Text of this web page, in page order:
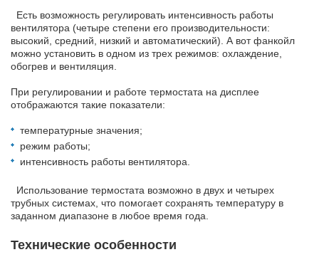
Есть возможность регулировать интенсивность работы
вентилятора (четыре степени его производительности:
высокий, средний, низкий и автоматический). А вот фанкойл
можно установить в одном из трех режимов: охлаждение,
обогрев и вентиляция.
При регулировании и работе термостата на дисплее
отображаются такие показатели:
температурные значения;
режим работы;
интенсивность работы вентилятора.
Использование термостата возможно в двух и четырех
трубных системах, что помогает сохранять температуру в
заданном диапазоне в любое время года.
Технические особенности